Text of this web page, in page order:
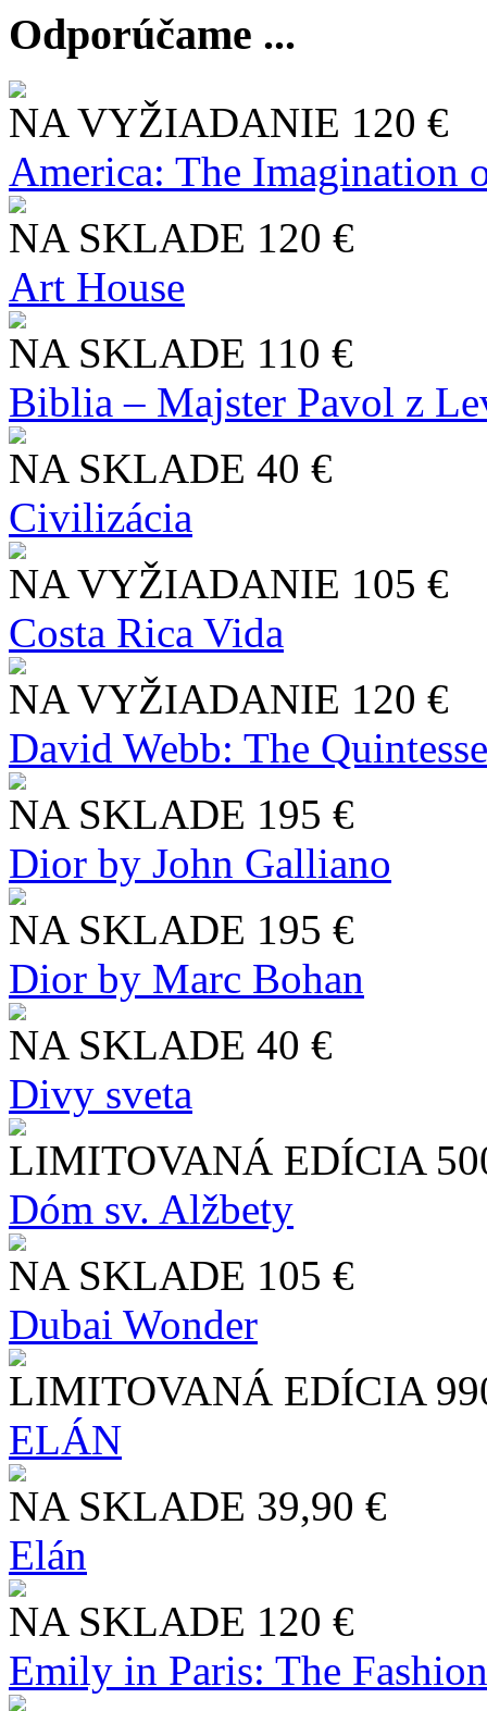
Odporúčame ...
NA VYŽIADANIE 120 €
America: The Imagination
NA SKLADE 120 €
Art House
NA SKLADE 110 €
Biblia – Majster Pavol z
NA SKLADE 40 €
Civilizácia
NA VYŽIADANIE 105 €
Costa Rica Vida
NA VYŽIADANIE 120 €
David Webb: The
NA SKLADE 195 €
Dior by John Galliano
NA SKLADE 195 €
Dior by Marc Bohan
NA SKLADE 40 €
Divy sveta
LIMITOVANÁ EDÍCIA
Dóm sv. Alžbety
NA SKLADE 105 €
Dubai Wonder
LIMITOVANÁ EDÍCIA
ELÁN
NA SKLADE 39,90 €
Elán
NA SKLADE 120 €
Emily in Paris: The